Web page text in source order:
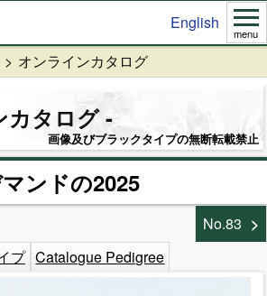
English
menu
オンラインカタログ
カタログ
画像及びブラックタイプの無断転載禁止
ンドの2025
No.83
プ Catalogue Pedigree